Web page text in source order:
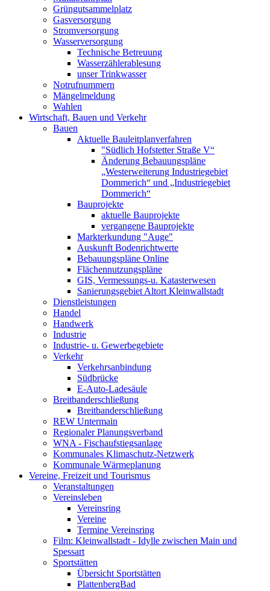
Grüngutsammelplatz
Gasversorgung
Stromversorgung
Wasserversorgung
Technische Betreuung
Wasserzählerablesung
unser Trinkwasser
Notrufnummern
Mängelmeldung
Wahlen
Wirtschaft, Bauen und Verkehr
Bauen
Aktuelle Bauleitplanverfahren
"Südlich Hofstetter Straße V“
Änderung Bebauungspläne
„Westerweiterung Industriegebiet
Dommerich“ und „Industriegebiet
Dommerich“
Bauprojekte
aktuelle Bauprojekte
vergangene Bauprojekte
Markterkundung "Auge"
Auskunft Bodenrichtwerte
Bebauungspläne Online
Flächennutzungspläne
GIS, Vermessungs-u. Katasterwesen
Sanierungsgebiet Altort Kleinwallstadt
Dienstleistungen
Handel
Handwerk
Industrie
Industrie- u. Gewerbegebiete
Verkehr
Verkehrsanbindung
Südbrücke
E-Auto-Ladesäule
Breitbanderschließung
Breitbanderschließung
REW Untermain
Regionaler Planungsverband
WNA - Fischaufstiegsanlage
Kommunales Klimaschutz-Netzwerk
Kommunale Wärmeplanung
Vereine, Freizeit und Tourismus
Veranstaltungen
Vereinsleben
Vereinsring
Vereine
Termine Vereinsring
Film: Kleinwallstadt - Idylle zwischen Main und
Spessart
Sportstätten
Übersicht Sportstätten
PlattenbergBad